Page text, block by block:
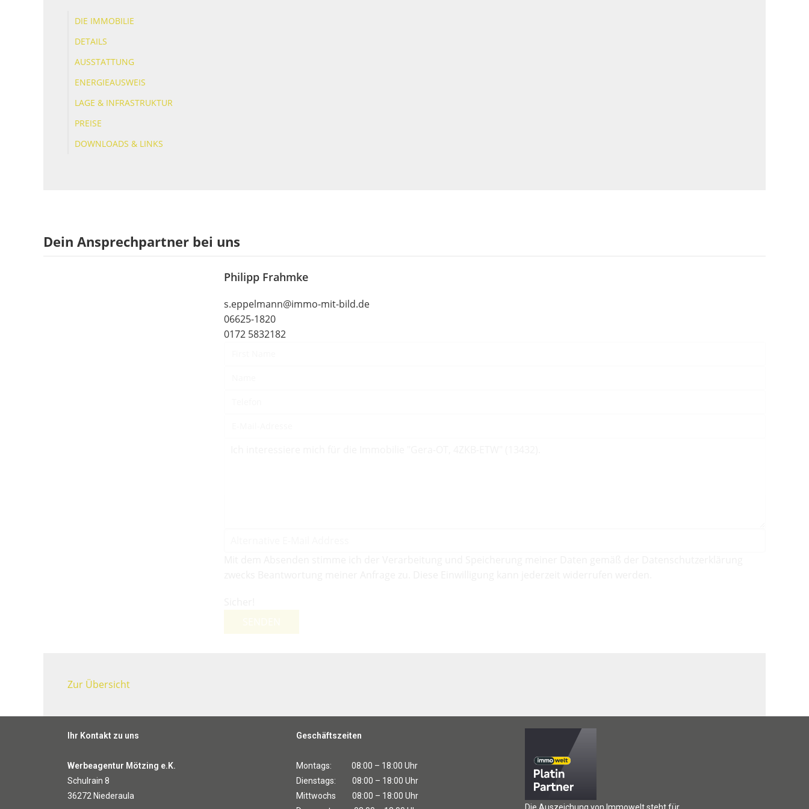
DIE IMMOBILIE
DETAILS
AUSSTATTUNG
ENERGIEAUSWEIS
LAGE & INFRASTRUKTUR
PREISE
DOWNLOADS & LINKS
Dein Ansprechpartner bei uns
Philipp Frahmke
s.eppelmann@immo-mit-bild.de
06625-1820
0172 5832182
Zur Übersicht
Ihr Kontakt zu uns
Werbeagentur Mötzing e.K.
Schulrain 8
36272 Niederaula
Geschäftszeiten
Montags: 08:00 – 18:00 Uhr
Dienstags: 08:00 – 18:00 Uhr
Mittwochs 08:00 – 18:00 Uhr